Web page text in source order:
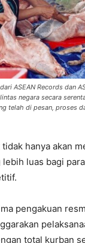
ASEAN Records dan
negara secara
telah di pesan, proses
hanya akan
luas bagi
pengakuan
total kurban